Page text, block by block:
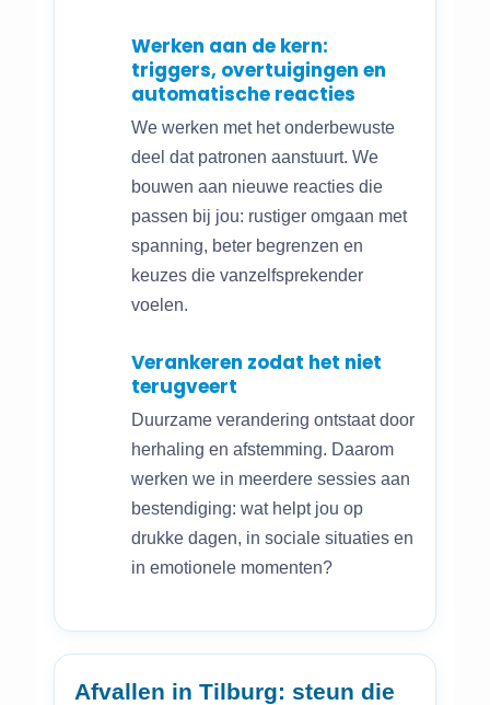
Werken aan de kern:
triggers, overtuigingen en
automatische reacties
We werken met het onderbewuste
deel dat patronen aanstuurt. We
bouwen aan nieuwe reacties die
passen bij jou: rustiger omgaan met
spanning, beter begrenzen en
keuzes die vanzelfsprekender
voelen.
Verankeren zodat het niet
terugveert
Duurzame verandering ontstaat door
herhaling en afstemming. Daarom
werken we in meerdere sessies aan
bestendiging: wat helpt jou op
drukke dagen, in sociale situaties en
in emotionele momenten?
Afvallen in Tilburg: steun die